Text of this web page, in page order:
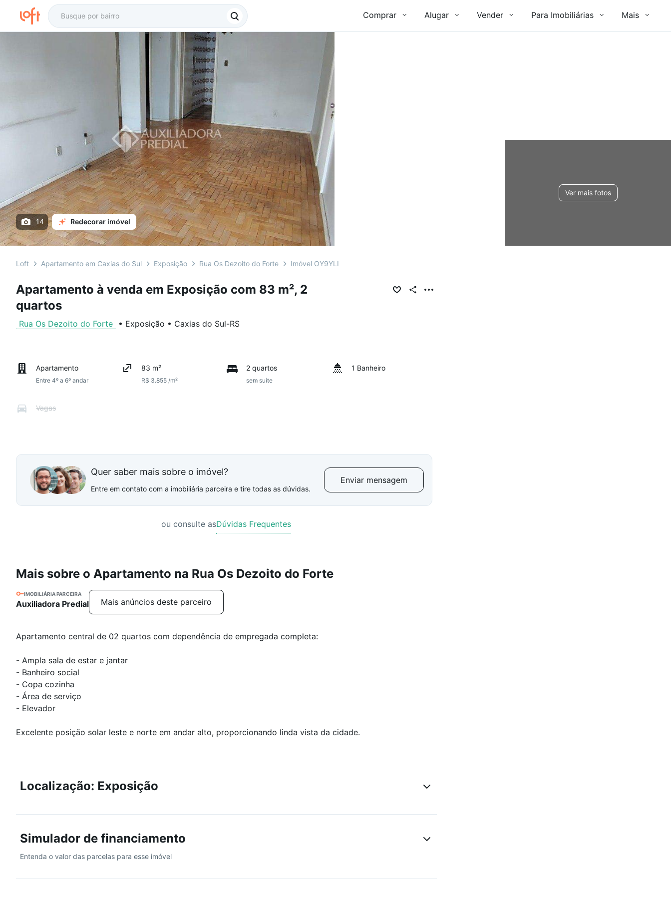
Comprar Alugar Vender Para Imobiliárias Mais
Ver mais fotos
14 Redecorar imóvel
Loft Apartamento em Caxias do Sul Exposição Rua Os Dezoito do Forte Imóvel OY9YLI
Apartamento à venda em Exposição com 83 m², 2
quartos
Rua Os Dezoito do Forte • Exposição • Caxias do Sul-RS
Apartamento
Entre 4º a 6º andar
83 m²
R$ 3.855 /m²
2 quartos
sem suíte
1 Banheiro
Vagas
Quer saber mais sobre o imóvel?
Entre em contato com a imobiliária parceira e tire todas as dúvidas.
Enviar mensagem
ou consulte asDúvidas Frequentes
Mais sobre o Apartamento na Rua Os Dezoito do Forte
IMOBILIÁRIA PARCEIRA
Auxiliadora Predial Mais anúncios deste parceiro
Apartamento central de 02 quartos com dependência de empregada completa:
- Ampla sala de estar e jantar
- Banheiro social
- Copa cozinha
- Área de serviço
- Elevador
Excelente posição solar leste e norte em andar alto, proporcionando linda vista da cidade.
Localização: Exposição
Simulador de financiamento
Entenda o valor das parcelas para esse imóvel